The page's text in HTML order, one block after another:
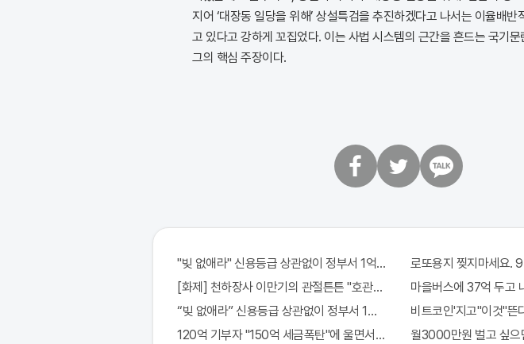
지어 ‘대장동 일당을 위해’ 상설특검을 추진하겠다고 나서는 이율배반
고 있다고 강하게 꼬집었다. 이는 사법 시스템의 근간을 흔드는 국기문
그의 핵심 주장이다.
북
톡
"빚 없애라" 신용등급 상관없이 정부서 1억지원!
[화제] 천하장사 이만기의 관절튼튼 "호관원" 100%당첨 혜택 난리나!!
“빚 없애라” 신용등급 상관없이 정부서 1억지원!
120억 기부자 "150억 세금폭탄"에 울면서 한 말이..!
로또용지 찢지마세요.
마을버스에 37억 두고
비트코인'지고"이것"뜬
월3000만원 벌고 싶으